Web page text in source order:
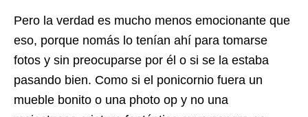
Pero la verdad es mucho menos emocionante que
eso, porque nomás lo tenían ahí para tomarse
fotos y sin preocuparse por él o si se la estaba
pasando bien. Como si el ponicornio fuera un
mueble bonito o una photo op y no una